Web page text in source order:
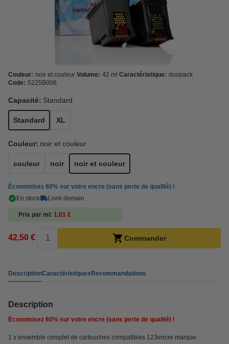
Couleur: noir et couleur Volume: 42 ml Caractéristique: duopack
Code: 5225B006
Capacité: Standard
Standard XL
Couleur: noir et couleur
couleur noir noir et couleur
Économisez 60% sur votre encre (sans perte de qualité) !
En stock
Livré demain
Prix par ml 1,01 €
42,50 € Commander
DescriptionCaractéristiquesRecommandations
Description
Économisez 60% sur votre encre (sans perte de qualité) !
1 x ensemble complet de cartouches compatibles 123encre marque